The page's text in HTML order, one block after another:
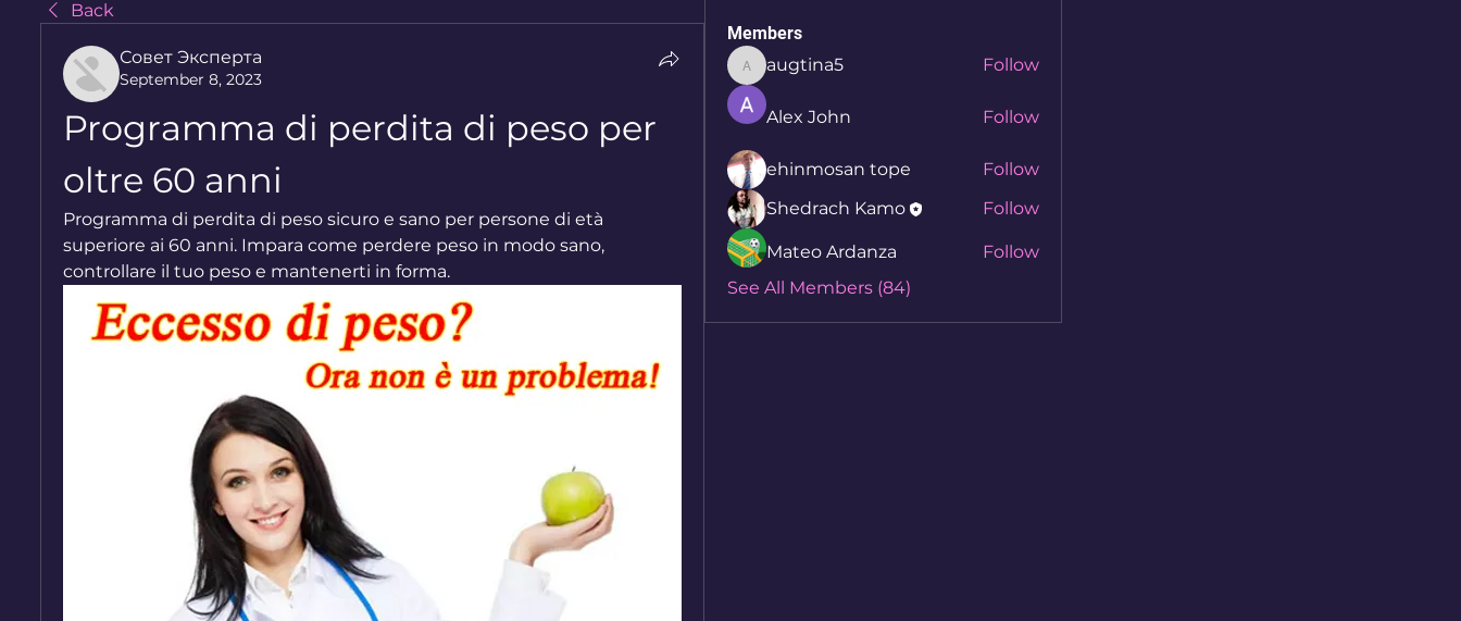
Back
Совет Эксперта
September 8, 2023
Programma di perdita di peso per
oltre 60 anni
Programma di perdita di peso sicuro e sano per persone di età
superiore ai 60 anni. Impara come perdere peso in modo sano,
controllare il tuo peso e mantenerti in forma.
Members
augtina5
augtina5 Follow
Alex John Follow
ehinmosan tope
Follow
Shedrach Kamo
Follow
Mateo Ardanza
Follow
See All Members (84)